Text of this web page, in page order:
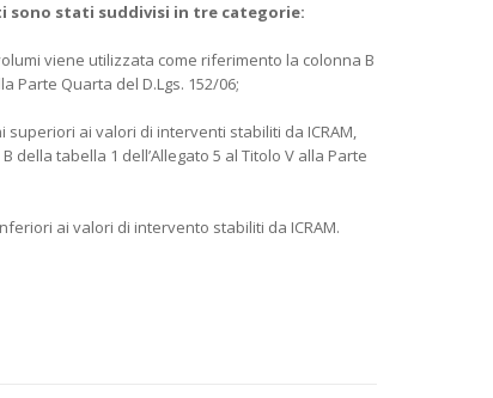
sono stati suddivisi in tre categorie:
viene utilizzata come riferimento la colonna B
Parte Quarta del D.Lgs. 152/06;
superiori ai valori di interventi stabiliti da ICRAM,
tabella 1 dell’Allegato 5 al Titolo V alla Parte
ai valori di intervento stabiliti da ICRAM.